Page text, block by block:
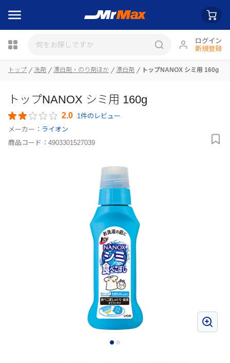
ログイン
新規登録
トップ 洗剤 漂白剤・のり剤ほか 漂白剤 トップNANOX シミ用 160g
トップNANOX シミ用 160g
2.0 1件のレビュー
メーカー： ライオン
商品コード： 4903301527039